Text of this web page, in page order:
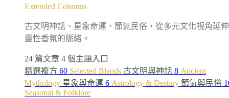
Extended Columns
古文明神話、星象命運、節氣民俗，從多元文化視角延伸
靈性香氛的脈絡。
24 篇文章 4 個主題入口
精選複方 60 Selected Blends 古文明與神話 8 Ancient
Mythology 星象與命運 6 Astrology & Destiny 節氣與民俗
Seasonal & Folklore